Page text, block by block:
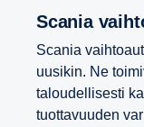
Scania
Scania
uusikin. Ne
taloudellisesti
tuottavuuden